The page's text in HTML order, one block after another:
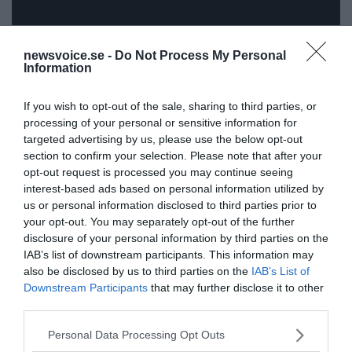
newsvoice.se - Do Not Process My Personal
Information
If you wish to opt-out of the sale, sharing to third parties, or
processing of your personal or sensitive information for
targeted advertising by us, please use the below opt-out
section to confirm your selection. Please note that after your
opt-out request is processed you may continue seeing
interest-based ads based on personal information utilized by
us or personal information disclosed to third parties prior to
your opt-out. You may separately opt-out of the further
disclosure of your personal information by third parties on the
IAB’s list of downstream participants. This information may
also be disclosed by us to third parties on the IAB’s List of
Downstream Participants that may further disclose it to other
Please note that this website/app uses one or more Google
Personal Data Processing Opt Outs
ANNONSER